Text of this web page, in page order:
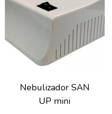
Nebulizador SAN
UP mini